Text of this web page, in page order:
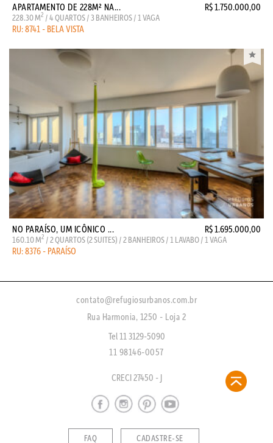
APARTAMENTO DE 228M² NA... R$ 1.750.000,00
228.30 M2 / 4 QUARTOS / 3 BANHEIROS / 1 VAGA
RU: 8741 - BELA VISTA
NO PARAÍSO, UM ICÔNICO ... R$ 1.695.000,00
160.10 M2 / 2 QUARTOS (2 SUITES) / 2 BANHEIROS / 1 LAVABO / 1 VAGA
RU: 8376 - PARAÍSO
contato@refugiosurbanos.com.br
Rua Harmonia, 1250 - Loja 2
Tel 11 3129-5090
11 98146-0057
CRECI 27450 - J
FAQ CADASTRE-SE